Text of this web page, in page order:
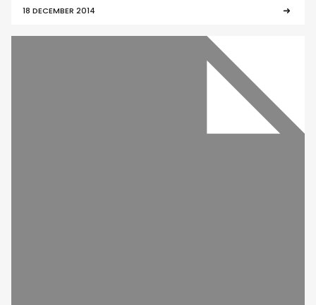
18 DECEMBER 2014